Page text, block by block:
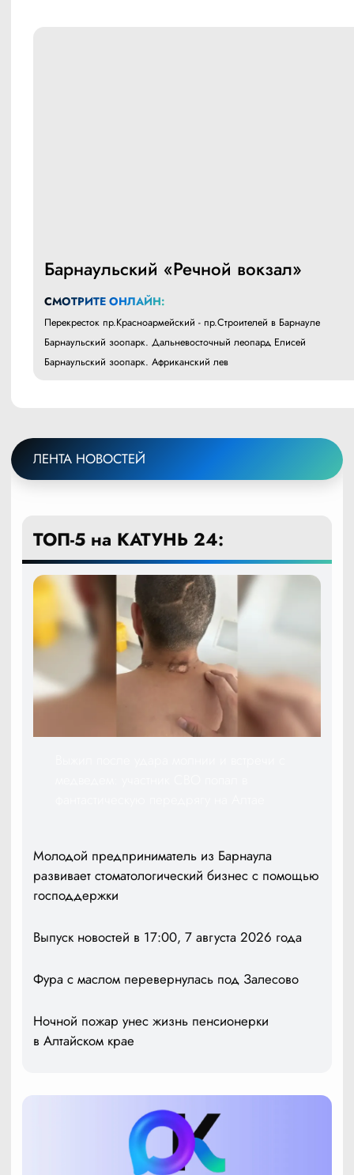
Барнаульский «Речной вокзал»
СМОТРИТЕ ОНЛАЙН:
Перекресток пр.Красноармейский - пр.Строителей в Барнауле
Барнаульский зоопарк. Дальневосточный леопард Елисей
Барнаульский зоопарк. Африканский лев
ЛЕНТА НОВОСТЕЙ
ТОП-5 на КАТУНЬ 24:
Молодой предприниматель из Барнаула
развивает стоматологический бизнес с помощью
господдержки
Выпуск новостей в 17:00, 7 августа 2026 года
Фура с маслом перевернулась под Залесово
Ночной пожар унес жизнь пенсионерки
в Алтайском крае